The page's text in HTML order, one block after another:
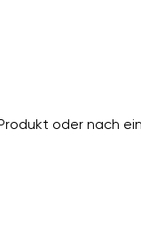
oder nach